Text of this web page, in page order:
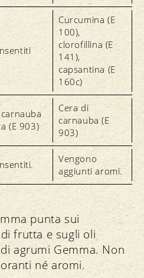
Curcumina (E
100),
clorofillina (E
141),
capsantina (E
160c)
(E 903)
Cera di
carnauba (E
903)
Vengono
aggiunti aromi.
punta sui
frutta e sugli oli
agrumi Gemma. Non
né aromi.